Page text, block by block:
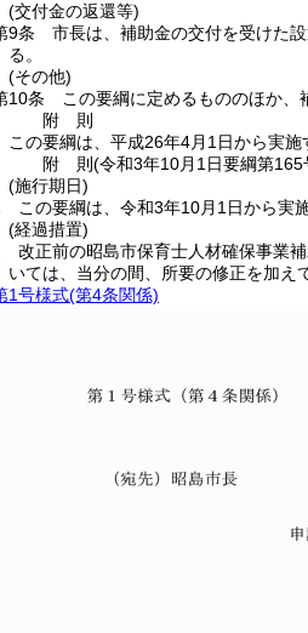
(交付金の返還等)
9条
市長は、補助金の交付を受けた
る。
(その他)
10条
この要綱に定めるもののほか、
附 則
この要綱は、平成26年4月1日から実施
附 則(令和3年10月1日要綱第165
(施行期日)
この要綱は、令和3年10月1日から実施
(経過措置)
改正前の昭島市保育士人材確保事業
いては、当分の間、所要の修正を加え
1号様式(第4条関係)